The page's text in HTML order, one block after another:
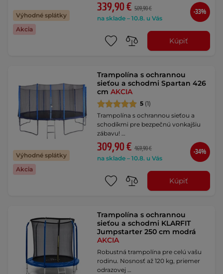
Výhodné splátky
Akcia
339,90 € 509,90 €
na sklade – 10.8. u Vás
-33%
Kúpiť
Výhodné splátky
Akcia
Trampolína s ochrannou
sieťou a schodmi Spartan 426
cmAKCIA
5 (1)
Trampolína s ochrannou sieťou a
schodíkmi pre bezpečnú vonkajšiu
zábavu! …
309,90 € 469,90 €
na sklade – 10.8. u Vás
-34%
Kúpiť
Trampolína s ochrannou
sieťou a schodmi KLARFIT
Jumpstarter 250 cm modrá
AKCIA
Robustná trampolína pre celú vašu
rodinu. Nosnosť až 120 kg, priemer
odrazovej …